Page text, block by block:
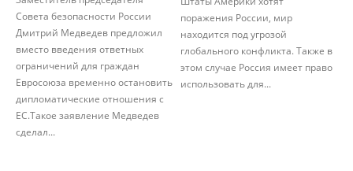
Совета безопасности России
Дмитрий Медведев предложил
вместо введения ответных
ограничений для граждан
Евросоюза временно остановить
дипломатические отношения с
ЕС.Такое заявление Медведев
сделал...
поражения России, мир
находится под угрозой
глобального конфликта. Также в
этом случае Россия имеет право
использовать для...